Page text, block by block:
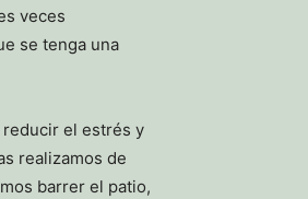
veces
se tenga una
reducir el estrés y
realizamos de
barrer el patio,